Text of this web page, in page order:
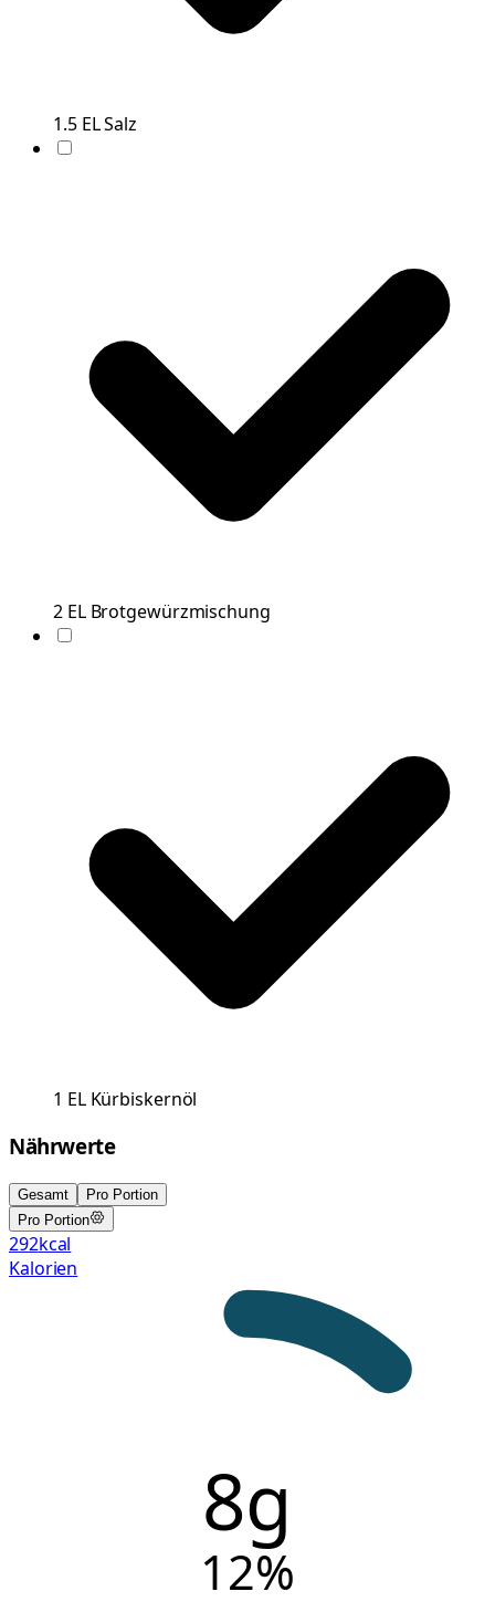
1.5 ELSalz
2 EL Brotgewürzmischung
1 EL Kürbiskernöl
Nährwerte
Gesamt
Pro Portion
Pro Portion
292kcal
Kalorien
8g
12%